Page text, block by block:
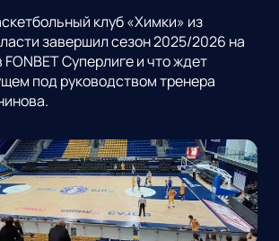
клуб «Химки» из
завершил сезон 2025/2026 на
Суперлиге и что ждет
под руководством тренера